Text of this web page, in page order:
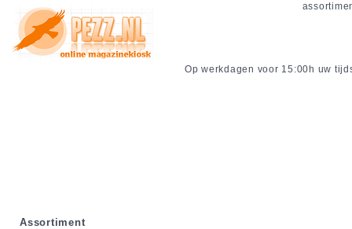
Op werkdagen voor 15:00h uw
Assortiment